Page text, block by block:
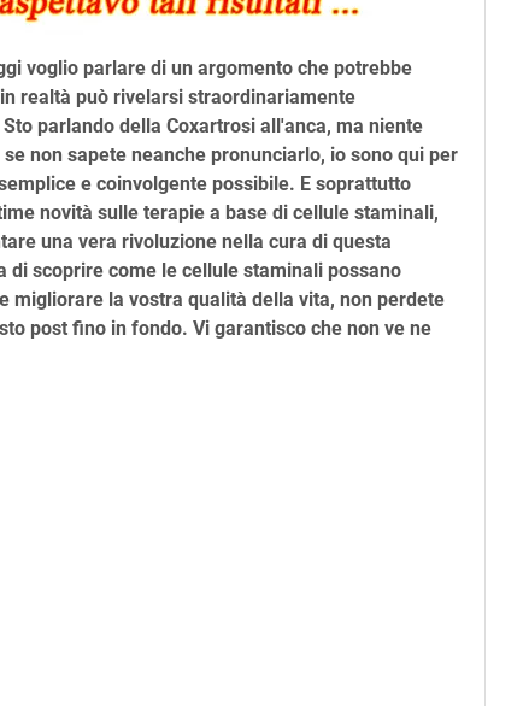
voglio parlare di un argomento che potrebbe
realtà può rivelarsi straordinariamente
parlando della Coxartrosi all'anca, ma niente
non sapete neanche pronunciarlo, io sono qui per
e coinvolgente possibile. E soprattutto
novità sulle terapie a base di cellule staminali,
una vera rivoluzione nella cura di questa
di scoprire come le cellule staminali possano
migliorare la vostra qualità della vita, non perdete
post fino in fondo. Vi garantisco che non ve ne